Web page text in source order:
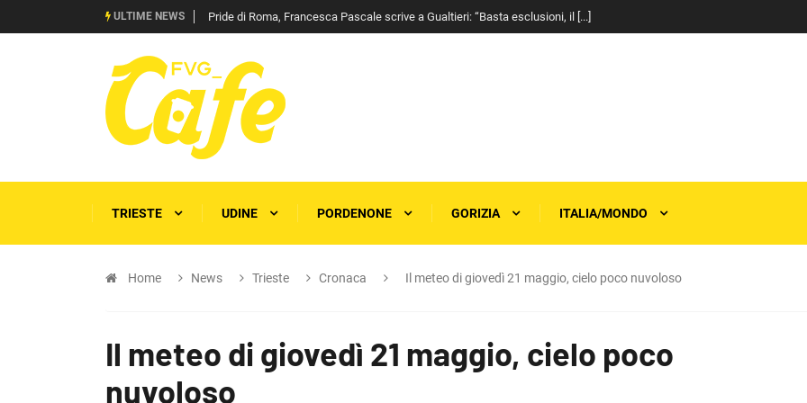
ULTIME NEWS Pride di Roma, Francesca Pascale scrive a Gualtieri: “Basta esclusioni, il [...]
TRIESTE UDINE PORDENONE GORIZIA ITALIA/MONDO
Home News Trieste Cronaca Il meteo di giovedì 21 maggio, cielo poco nuvoloso
Il meteo di giovedì 21 maggio, cielo poco
nuvoloso